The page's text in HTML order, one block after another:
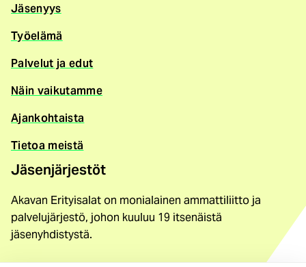
Jäsenyys
Työelämä
Palvelut ja edut
Näin vaikutamme
Ajankohtaista
Tietoa meistä
Jäsenjärjestöt
Akavan Erityisalat on monialainen ammattiliitto ja
palvelujärjestö, johon kuuluu 19 itsenäistä
jäsenyhdistystä.